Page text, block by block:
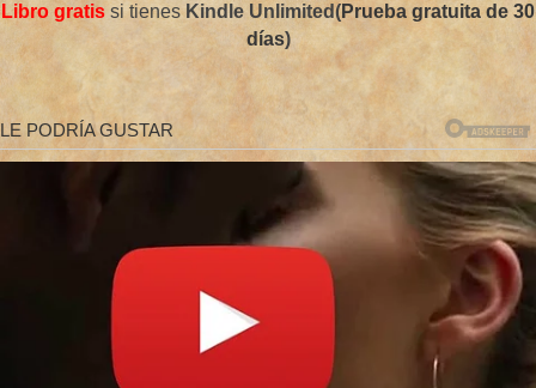
Libro gratis si tienesKindle Unlimited(Prueba gratuita de 30
días)